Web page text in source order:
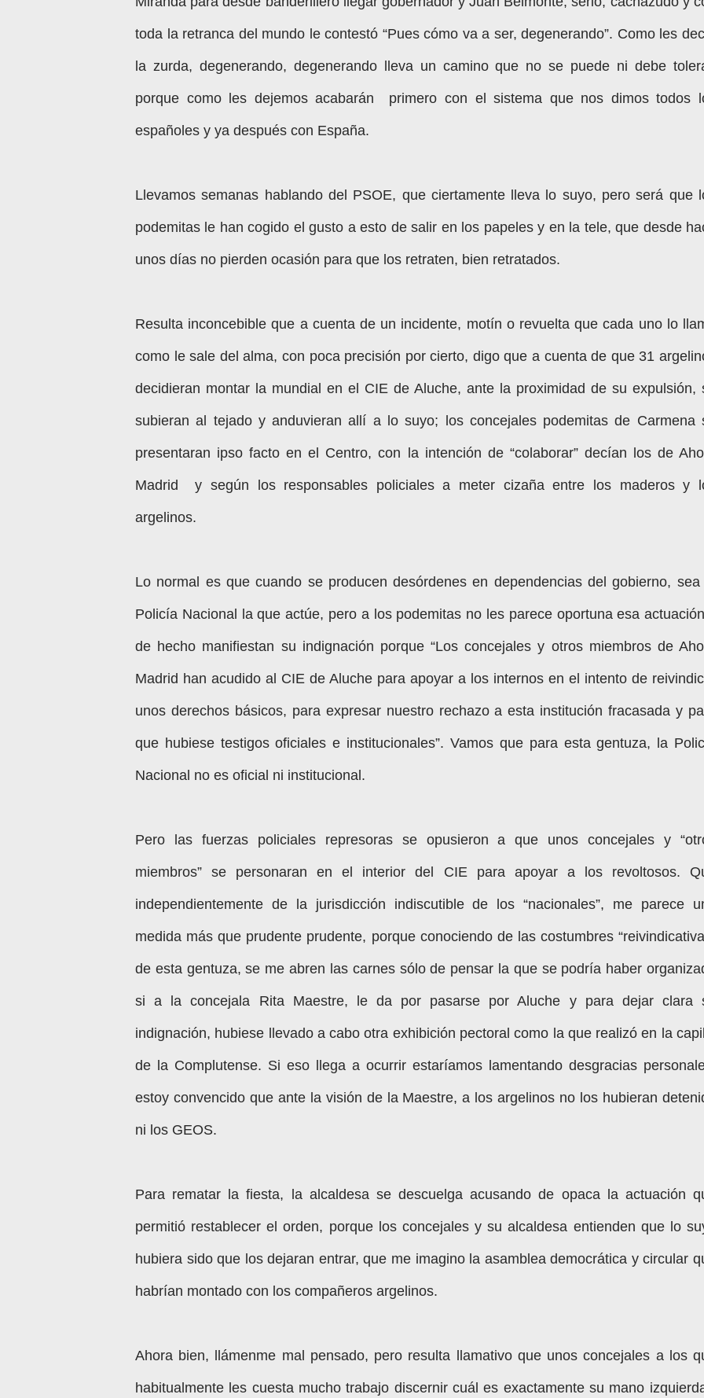
toda la retranca del mundo le contestó “Pues cómo va a ser, degenerando”. Como les
la zurda, degenerando, degenerando lleva un camino que no se puede ni debe
porque como les dejemos acabarán primero con el sistema que nos dimos todos
españoles y ya después con España.
Llevamos semanas hablando del PSOE, que ciertamente lleva lo suyo, pero será que
podemitas le han cogido el gusto a esto de salir en los papeles y en la tele, que desde
unos días no pierden ocasión para que los retraten, bien retratados.
Resulta inconcebible que a cuenta de un incidente, motín o revuelta que cada uno lo
como le sale del alma, con poca precisión por cierto, digo que a cuenta de que 31
decidieran montar la mundial en el CIE de Aluche, ante la proximidad de su expulsión,
subieran al tejado y anduvieran allí a lo suyo; los concejales podemitas de Carmena
presentaran ipso facto en el Centro, con la intención de “colaborar” decían los de
Madrid y según los responsables policiales a meter cizaña entre los maderos y
argelinos.
Lo normal es que cuando se producen desórdenes en dependencias del gobierno, sea
Policía Nacional la que actúe, pero a los podemitas no les parece oportuna esa
de hecho manifiestan su indignación porque “Los concejales y otros miembros de
Madrid han acudido al CIE de Aluche para apoyar a los internos en el intento de
unos derechos básicos, para expresar nuestro rechazo a esta institución fracasada y
que hubiese testigos oficiales e institucionales”. Vamos que para esta gentuza, la
Nacional no es oficial ni institucional.
Pero las fuerzas policiales represoras se opusieron a que unos concejales y
miembros” se personaran en el interior del CIE para apoyar a los revoltosos.
independientemente de la jurisdicción indiscutible de los “nacionales”, me parece
medida más que prudente prudente, porque conociendo de las costumbres
de esta gentuza, se me abren las carnes sólo de pensar la que se podría haber
si a la concejala Rita Maestre, le da por pasarse por Aluche y para dejar clara
indignación, hubiese llevado a cabo otra exhibición pectoral como la que realizó en la
de la Complutense. Si eso llega a ocurrir estaríamos lamentando desgracias
estoy convencido que ante la visión de la Maestre, a los argelinos no los hubieran
ni los GEOS.
Para rematar la fiesta, la alcaldesa se descuelga acusando de opaca la actuación
permitió restablecer el orden, porque los concejales y su alcaldesa entienden que lo
hubiera sido que los dejaran entrar, que me imagino la asamblea democrática y circular
habrían montado con los compañeros argelinos.
Ahora bien, llámenme mal pensado, pero resulta llamativo que unos concejales a los
habitualmente les cuesta mucho trabajo discernir cuál es exactamente su mano